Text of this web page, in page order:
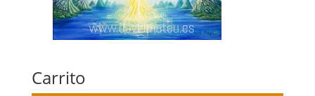
Carrito